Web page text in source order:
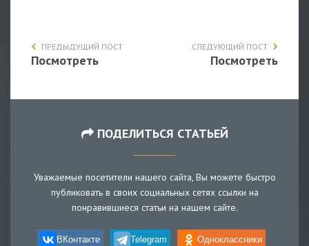
ПРЕДЫДУЩИЙ ПОСТ
Посмотреть
СЛЕДУЮЩИЙ ПОСТ
Посмотреть
ПОДЕЛИТЬСЯ СТАТЬЕЙ
Уважаемые посетители нашего сайта, Вы можете быстро
публиковать в своих социальных сетях ссылки на
понравившиеся статьи на нашем сайте.
ВКонтакте Telegram Одноклассники